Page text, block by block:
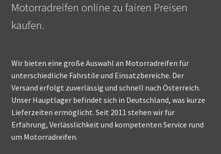
Motorradreifen online zu fairen Preisen
kaufen.
Wir bieten eine große Auswahl an Motorradreifen für
unterschiedliche Fahrstile und Einsatzbereiche. Der
Versand erfolgt zuverlässig und schnell nach Österreich.
Unser Hauptlager befindet sich in Deutschland, was kurze
Lieferzeiten ermöglicht. Seit 2011 stehen wir für
Erfahrung, Verlässlichkeit und kompetenten Service rund
um Motorradreifen.